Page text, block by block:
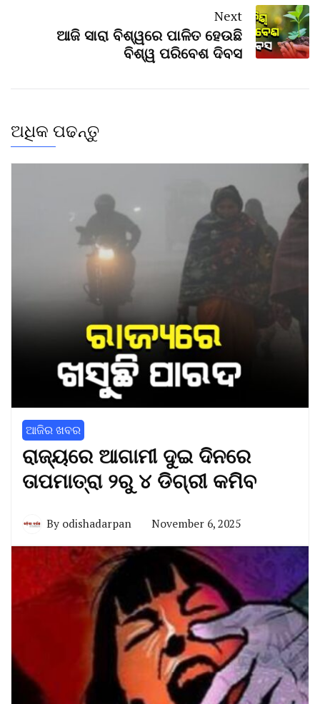
Next
ଆଜି ସାରା ବିଶ୍ୱରେ ପାଳିତ ହେଉଛି
ବିଶ୍ୱ ପରିବେଶ ଦିବସ
ଅଧିକ ପଢନ୍ତୁ
ଆଜିର ଖବର
ରାଜ୍ୟରେ ଆଗାମୀ ଦୁଇ ଦିନରେ
ତାପମାତ୍ରା ୨ରୁ ୪ ଡିଗ୍ରୀ କମିବ
By odishadarpan November 6, 2025